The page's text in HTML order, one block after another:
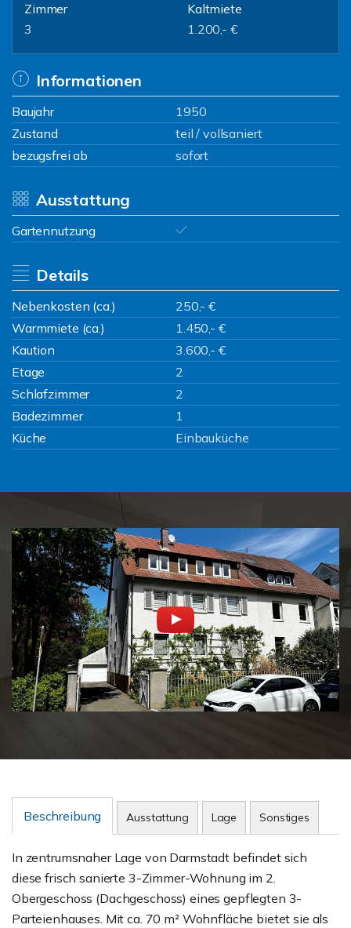
Zimmer
3
Kaltmiete
1.200,- €
Informationen
Baujahr
1950
Zustand
teil / vollsaniert
bezugsfrei ab
sofort
Ausstattung
Gartennutzung
Details
Nebenkosten (ca.)
250,- €
Warmmiete (ca.)
1.450,- €
Kaution
3.600,- €
Etage
2
Schlafzimmer
2
Badezimmer
1
Küche
Einbauküche
Beschreibung Ausstattung Lage Sonstiges
In zentrumsnaher Lage von Darmstadt befindet sich
diese frisch sanierte 3-Zimmer-Wohnung im 2.
Obergeschoss (Dachgeschoss) eines gepflegten 3-
Parteienhauses. Mit ca. 70 m² Wohnfläche bietet sie als